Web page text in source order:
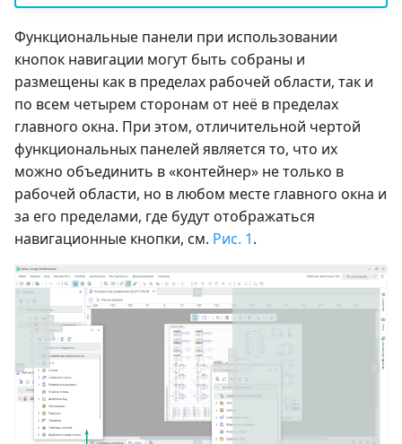
Функциональные панели при использовании
кнопок навигации могут быть собраны и
размещены как в пределах рабочей области, так и
по всем четырем сторонам от неё в пределах
главного окна. При этом, отличительной чертой
функциональных панелей является то, что их
можно объединить в «контейнер» не только в
рабочей области, но в любом месте главного окна и
за его пределами, где будут отображаться
навигационные кнопки, см. Рис. 1.